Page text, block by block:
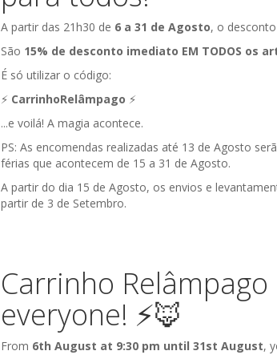
A partir das 21h30 de 6 a 31 de Agosto, o
São 15% de desconto imediato EM TODOS os
É só utilizar o código:
⚡️ CarrinhoRelâmpago ⚡️
...e voilá! A magia acontece.
PS: As encomendas realizadas até 13 de Agosto
férias que acontecem de 15 a 31 de Agosto.
A partir do dia 15 de Agosto, os envios e
partir de 3 de Setembro.
Carrinho
everyone! ⚡️🦊
From 6th August at 9:30 pm until 31st August,